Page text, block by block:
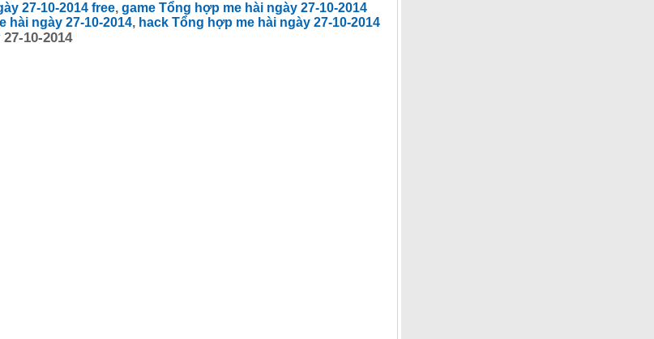
27-10-2014 free, game Tổng hợp me hài ngày 27-10-2014
hài ngày 27-10-2014, hack Tổng hợp me hài ngày 27-10-2014
10-2014